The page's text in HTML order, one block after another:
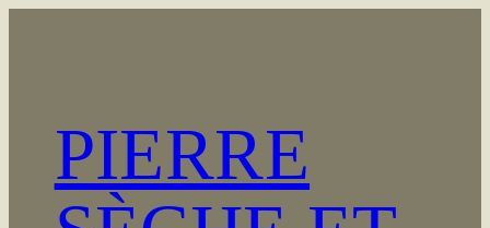
PIERRE